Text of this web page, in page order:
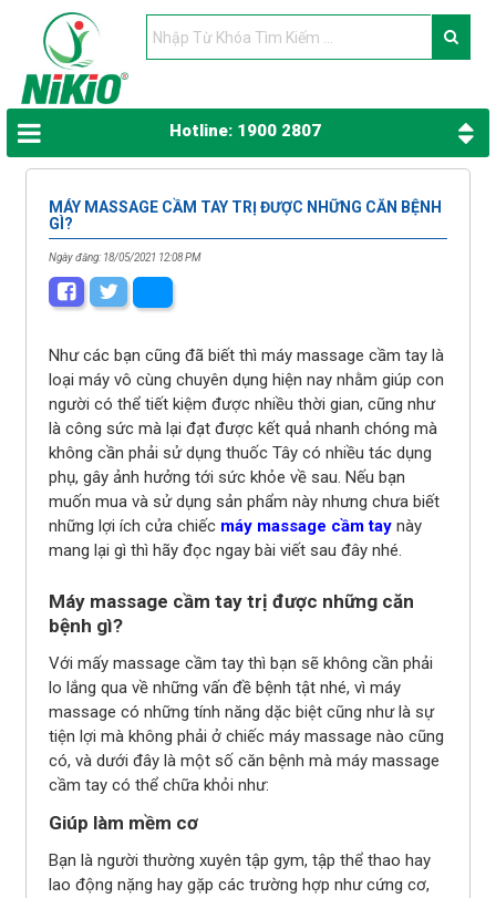
Hotline: 1900 2807
MÁY MASSAGE CẦM TAY TRỊ ĐƯỢC NHỮNG CĂN BỆNH
GÌ?
Ngày đăng: 18/05/2021 12:08 PM
Như các bạn cũng đã biết thì máy massage cầm tay là
loại máy vô cùng chuyên dụng hiện nay nhằm giúp con
người có thể tiết kiệm được nhiều thời gian, cũng như
là công sức mà lại đạt được kết quả nhanh chóng mà
không cần phải sử dụng thuốc Tây có nhiều tác dụng
phụ, gây ảnh hưởng tới sức khỏe về sau. Nếu bạn
muốn mua và sử dụng sản phẩm này nhưng chưa biết
những lợi ích cửa chiếc máy massage cầm tay này
mang lại gì thì hãy đọc ngay bài viết sau đây nhé.
Máy massage cầm tay trị được những căn
bệnh gì?
Với mấy massage cầm tay thì bạn sẽ không cần phải
lo lắng qua về những vấn đề bệnh tật nhé, vì máy
massage có những tính năng dặc biệt cũng như là sự
tiện lợi mà không phải ở chiếc máy massage nào cũng
có, và dưới đây là một số căn bệnh mà máy massage
cầm tay có thể chữa khỏi như:
Giúp làm mềm cơ
Bạn là người thường xuyên tập gym, tập thể thao hay
lao động nặng hay gặp các trường hợp như cứng cơ,